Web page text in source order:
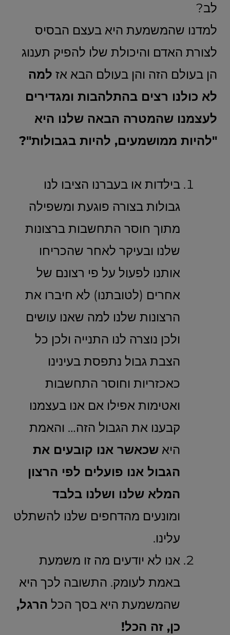
לב?
למדנו שהמשמעת היא בעצם הבסיס
לצורת האדם והיכולת שלו להפיק תענוג
הן בעולם הזה והן בעולם הבא אז למה
לא כולנו רצים בהתלהבות ומגדירים
לעצמנו שהמטרה הבאה שלנו היא
"להיות ממושמעים, להיות בגבולות"?
בילדות או בעברנו הציבו לנו
גבולות בצורה פוגעת ומשפילה
מתוך חוסר התחשבות ברצונות
שלנו ובעיקר לאחר שהכריחו
אותנו לפעול על פי רצונם של
אחרים (לטובתנו) לא חיברו את
הרצונות שלנו למה שאנו עושים
ולכן נוצרה לנו התנייה ולכן כל
הצבת גבול נתפסת בעינינו
כאכזריות וחוסר התחשבות
ואטימות אפילו אם אנו בעצמנו
קבענו את הגבול הזה… והאמת
היא שכאשר אנו קובעים את
הגבול אנו פועלים לפי הרצון
המלא שלנו ושלנו בלבד
ומונעים מהדחפים שלנו להשתלט
עלינו.
אנו לא יודעים מה זו משמעת
באמת לעומק. התשובה לכך היא
שהמשמעת היא בסך הכל הרגל,
כן, זה הכל!